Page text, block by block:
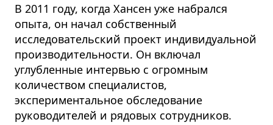
В 2011 году, когда Хансен уже набрался
опыта, он начал собственный
исследовательский проект индивидуальной
производительности. Он включал
углубленные интервью с огромным
количеством специалистов,
экспериментальное обследование
руководителей и рядовых сотрудников.